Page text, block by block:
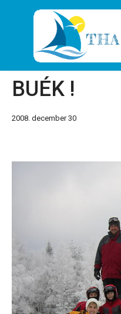
BUÉK !
2008. december 30